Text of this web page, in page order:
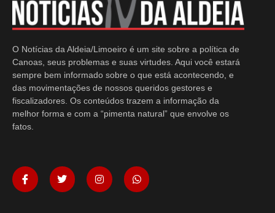
O Notícias da Aldeia/Limoeiro é um site sobre a política de
Canoas, seus problemas e suas virtudes. Aqui você estará
sempre bem informado sobre o que está acontecendo, e
das movimentações de nossos queridos gestores e
fiscalizadores. Os conteúdos trazem a informação da
melhor forma e com a “pimenta natural” que envolve os
fatos.